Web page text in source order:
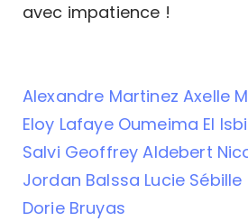
avec impatience !
Alexandre Martinez Axelle
Eloy Lafaye Oumeima El
Salvi Geoffrey Aldebert
Jordan Balssa Lucie Sébille
Dorie Bruyas